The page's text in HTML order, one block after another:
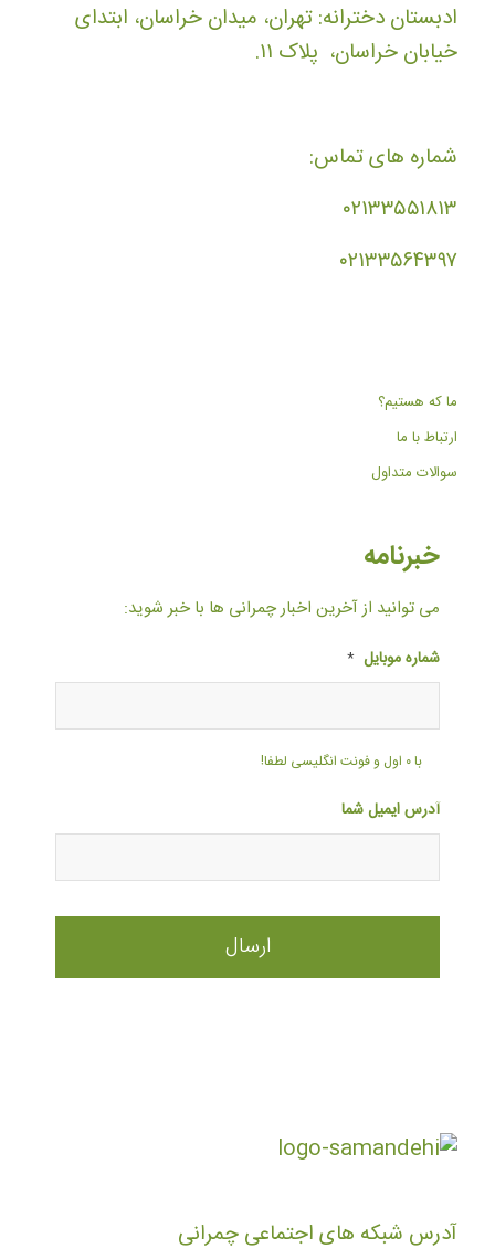
ادبستان دخترانه: تهران، میدان خراسان، ابتدای
خیابان خراسان، پلاک ۱۱.
شماره های تماس:
۰۲۱۳۳۵۵۱۸۱۳
۰۲۱۳۳۵۶۴۳۹۷
ما که هستیم؟
ارتباط با ما
سوالات متداول
خبرنامه
می توانید از آخرین اخبار چمرانی ها با خبر شوید:
شماره موبایل *
با ۰ اول و فونت انگلیسی لطفا!
آدرس ایمیل شما
آدرس شبکه های اجتماعی چمرانی